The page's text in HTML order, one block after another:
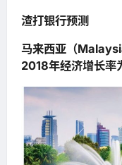
渣打银行预测
马来西亚（
2018年经济增长率